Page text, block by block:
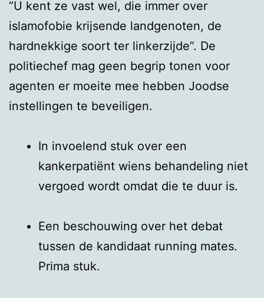
“U kent ze vast wel, die immer over
islamofobie krijsende landgenoten, de
hardnekkige soort ter linkerzijde”. De
politiechef mag geen begrip tonen voor
agenten er moeite mee hebben Joodse
instellingen te beveiligen.
In invoelend stuk over een
kankerpatiënt wiens behandeling niet
vergoed wordt omdat die te duur is.
Een beschouwing over het debat
tussen de kandidaat running mates.
Prima stuk.